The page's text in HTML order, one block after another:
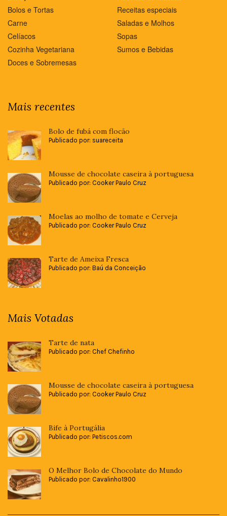
Bolos e Tortas
Carne
Celíacos
Cozinha Vegetariana
Doces e Sobremesas
Receitas especiais
Saladas e Molhos
Sopas
Sumos e Bebidas
Mais recentes
Bolo de fubá com flocão
Publicado por: suareceita
Mousse de chocolate caseira à portuguesa
Publicado por: Cooker Paulo Cruz
Moelas ao molho de tomate e Cerveja
Publicado por: Cooker Paulo Cruz
Tarte de Ameixa Fresca
Publicado por: Baú da Conceição
Mais Votadas
Tarte de nata
Publicado por: Chef Chefinho
Mousse de chocolate caseira à portuguesa
Publicado por: Cooker Paulo Cruz
Bife à Portugália
Publicado por: Petiscos.com
O Melhor Bolo de Chocolate do Mundo
Publicado por: Cavalinho1900